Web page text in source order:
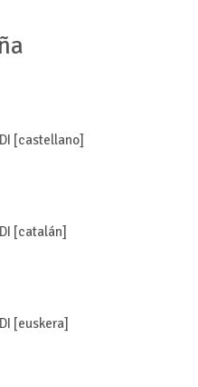
[castellano]
[catalán]
[euskera]